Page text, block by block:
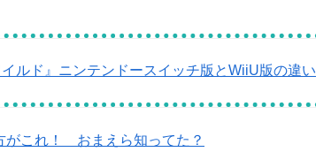
ルド』ニンテンドースイッチ版とWiiU版の違い
がこれ！ おまえら知ってた？